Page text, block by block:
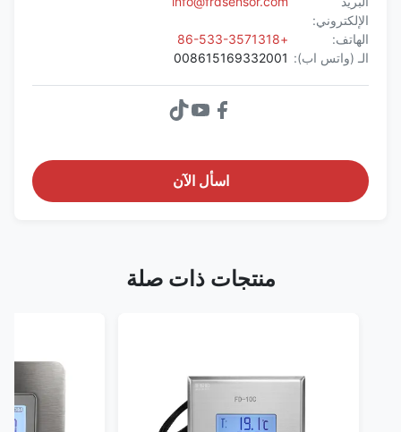
الإلكتروني:
الهاتف:
الـ (واتس اب): 008615169332001
اسأل الآن
منتجات ذات صلة